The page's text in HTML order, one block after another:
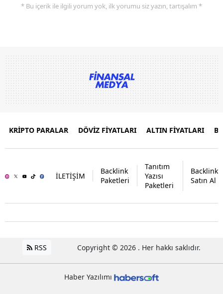
* Bu içerik ile ilgili yorum yok, ilk yorumu siz yazın, tartışalım *
KRİPTO PARALAR DÖVİZ FİYATLARI ALTIN FİYATLARI
İLETİŞİM
Backlink
Paketleri
Tanıtım
Yazısı
Paketleri
Backlink
Satın Al
RSS Copyright © 2026 . Her hakkı saklıdır.
Haber Yazılımı